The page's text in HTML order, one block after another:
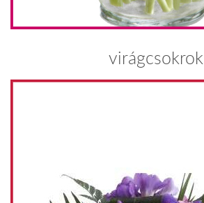
virágcsokrok